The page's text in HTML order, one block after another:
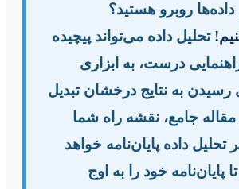
روبرو هستید؟
تحلیل داده می‌تواند پیچیده
درست، به ابزاری
رسیدن به نتایج درخشان تبدیل
جامع، نقشه راه شما
داده پایان‌نامه خواهد
پایان‌نامه خود را به اوج